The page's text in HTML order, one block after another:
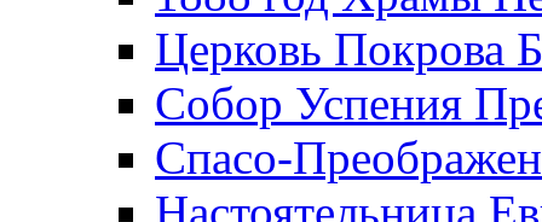
Церковь Покрова
Собор Успения
Спасо-
Настоятельница